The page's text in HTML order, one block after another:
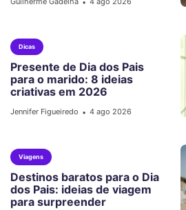
•
Dicas
Presente de Dia dos Pais
para o marido: 8 ideias
criativas em 2026
Jennifer Figueiredo • 4 ago 2026
Viagens
Destinos baratos para o Dia
dos Pais: ideias de viagem
para surpreender